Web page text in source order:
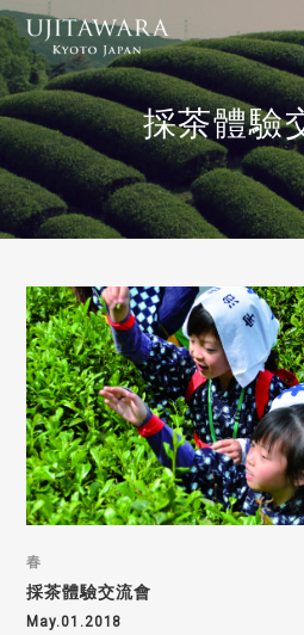
採茶體驗
春
採茶體驗交流會
May.01.2018